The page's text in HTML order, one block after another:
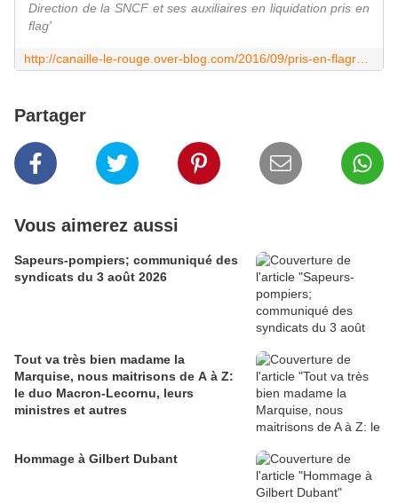
Direction de la SNCF et ses auxiliaires en liquidation pris en
flag'
Partager
Vous aimerez aussi
Sapeurs-pompiers; communiqué des
syndicats du 3 août 2026
Tout va très bien madame la
Marquise, nous maitrisons de A à Z:
le duo Macron-Lecornu, leurs
ministres et autres
Hommage à Gilbert Dubant